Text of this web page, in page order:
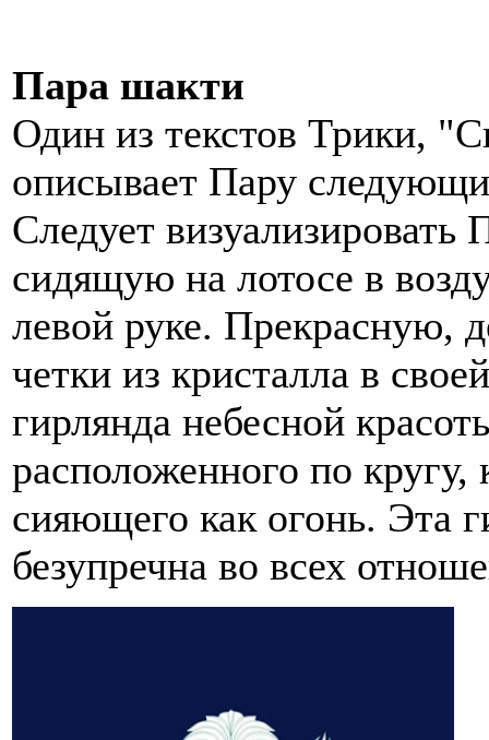
Пара шакти
Один из текстов Трики,
описывает Пару
Следует
сидящую на лотосе в
левой руке. Прекрасную,
четки из кристалла в
гирлянда небесной
расположенного по
сияющего как огонь. Эта
безупречна во всех